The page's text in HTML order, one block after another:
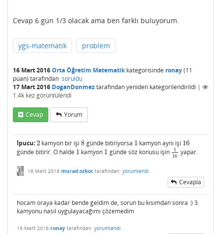
Cevap 6 gün 1/3 olacak ama ben farklı buluyorum.
ygs-matematik problem
16 Mart 2016Orta Öğretim Matematikkategorisinde ronay(11
puan) tarafından soruldu
17 Mart 2016 DoganDonmeztarafındanyeniden kategorilendirildi |
1.4k kez görüntülendi
Cevap Yorum
İpucu:2
2 kamyon bir işi8
8 günde bitiriyorsa 1
1kamyon aynı işi 16
16
günde bitirir. O halde 1
1 kamyon 1
1 günde söz konusu işin
1
16
116yapar.
16 Mart 2016 murad.ozkoc tarafından yorumlandı
Cevapla
hocam oraya kadar bende geldim de, sorun bu kısımdan sonra :) 3.
kamyonu nasıl uygulayacağımı çözemedim
16 Mart 2016 ronay tarafından yorumlandı